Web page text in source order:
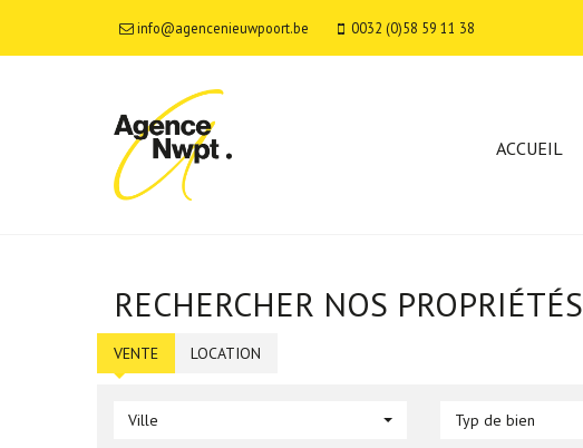
info@agencenieuwpoort.be 0032 (0)58 59 11 38
ACCUEIL
RECHERCHER NOS PROPRIÉTÉS
Ville Typ de bien
VENTE LOCATION